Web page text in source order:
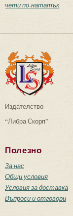
чети по-нататък
Издателство
“Либра Скорп”
Полезно
За нас
Общи условия
Условия за доставка
Въпроси и отговори